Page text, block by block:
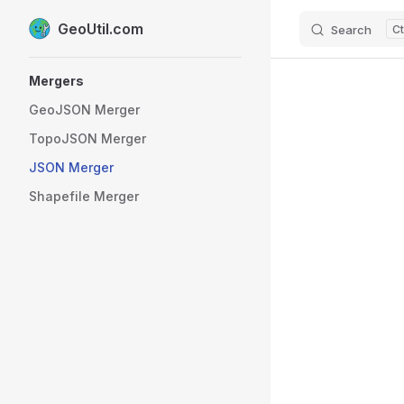
Skip to content
GeoUtil.com Search
Mergers
GeoJSON Merger
TopoJSON Merger
JSON Merger
Shapefile Merger